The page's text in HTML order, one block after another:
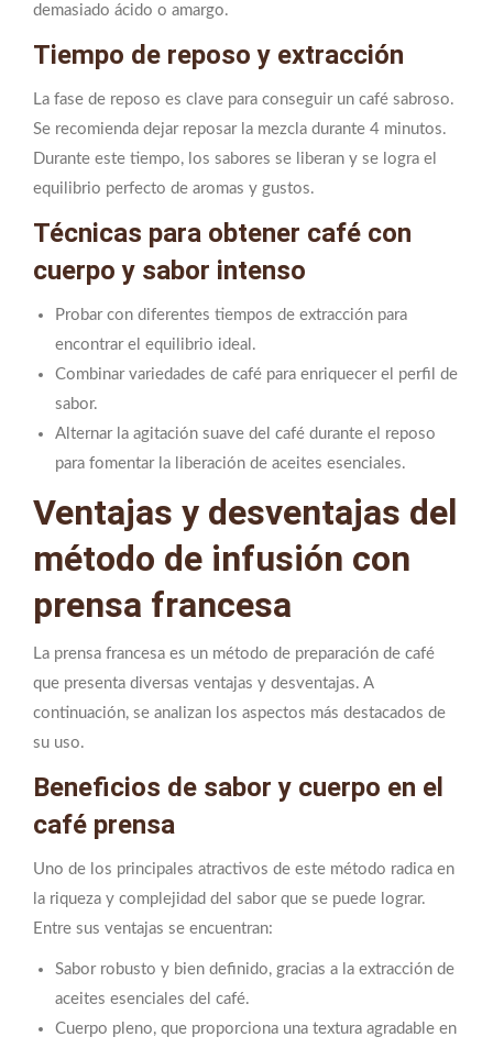
demasiado ácido o amargo.
Tiempo de reposo y extracción
La fase de reposo es clave para conseguir un café sabroso.
Se recomienda dejar reposar la mezcla durante 4 minutos.
Durante este tiempo, los sabores se liberan y se logra el
equilibrio perfecto de aromas y gustos.
Técnicas para obtener café con
cuerpo y sabor intenso
Probar con diferentes tiempos de extracción para
encontrar el equilibrio ideal.
Combinar variedades de café para enriquecer el perfil de
sabor.
Alternar la agitación suave del café durante el reposo
para fomentar la liberación de aceites esenciales.
Ventajas y desventajas del
método de infusión con
prensa francesa
La prensa francesa es un método de preparación de café
que presenta diversas ventajas y desventajas. A
continuación, se analizan los aspectos más destacados de
su uso.
Beneficios de sabor y cuerpo en el
café prensa
Uno de los principales atractivos de este método radica en
la riqueza y complejidad del sabor que se puede lograr.
Entre sus ventajas se encuentran:
Sabor robusto y bien definido, gracias a la extracción de
aceites esenciales del café.
Cuerpo pleno, que proporciona una textura agradable en